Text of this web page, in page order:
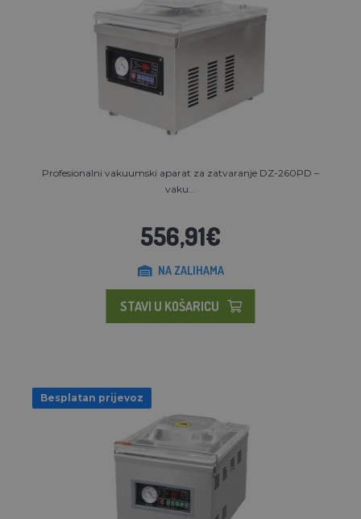
Profesionalni vakuumski aparat za zatvaranje DZ-260PD –
vaku...
556,91€
NA ZALIHAMA
STAVI U KOŠARICU
Besplatan prijevoz